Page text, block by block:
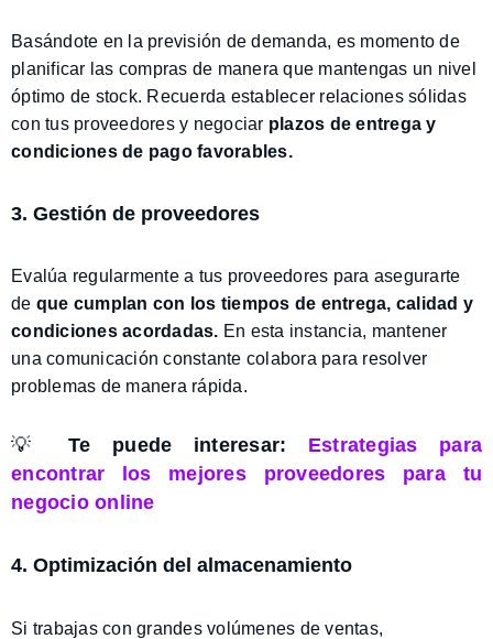
Basándote en la previsión de demanda, es momento de
planificar las compras de manera que mantengas un nivel
óptimo de stock. Recuerda establecer relaciones sólidas
con tus proveedores y negociar plazos de entrega y
condiciones de pago favorables.
3. Gestión de proveedores
Evalúa regularmente a tus proveedores para asegurarte
de que cumplan con los tiempos de entrega, calidad y
condiciones acordadas. En esta instancia, mantener
una comunicación constante colabora para resolver
problemas de manera rápida.
💡 Te puede interesar: Estrategias para
encontrar los mejores proveedores para tu
negocio online
4. Optimización del almacenamiento
Si trabajas con grandes volúmenes de ventas,